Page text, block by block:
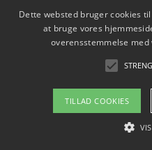
Sådan lærer du
Gentofte
Copyright
Om / kontakt
Dette websted bruger cookies
at bruge vores
overensstemmelse
TILLAD COOKIES